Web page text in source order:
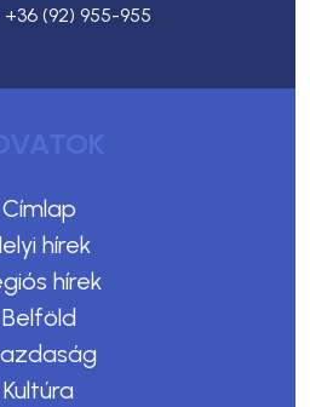
+36 (92) 955-955
Címlap
hírek
hírek
Belföld
Kultúra